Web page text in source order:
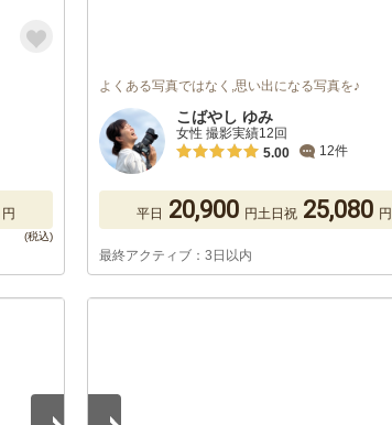
円
よくある写真ではなく,思い出になる写真を♪
こばやし ゆみ
女性 撮影実績12回
5.00
12件
平日 20,900 円土日祝 25,080 円
最終アクティブ：3日以内